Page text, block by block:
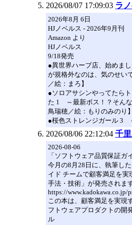
2026/08/07 17:09:03 ラ
2026年8月 6日
HJノベルス - 2026年9月刊
Amazon より
HJノベルス
9/18発売
●異世界ハーブ店、始めま
が規格外なのは、気のせい
／絵：まろ】
●ソロアサシンやってたら
た 1 ～最新ボス！？そん
鳥瑞穂／絵：もりのみのり】
●桜色ストレンジガール 3
2026/08/06 22:12:04 千
2026-08-06
「ソフトウェア品質保証ガ
今月の8月28日に、執筆し
イド チームで顧客満足を実
手法・技術」が発売されます
https://www.kadokawa.co.jp/
この本は、顧客満足を実現
フトウェアプロダクトの開
ル